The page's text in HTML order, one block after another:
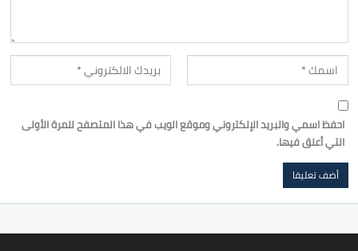
احفظ اسمي والبريد الإلكتروني وموقع الويب في هذا المتصفح للمرة الأولى
التي أعلق فيها.